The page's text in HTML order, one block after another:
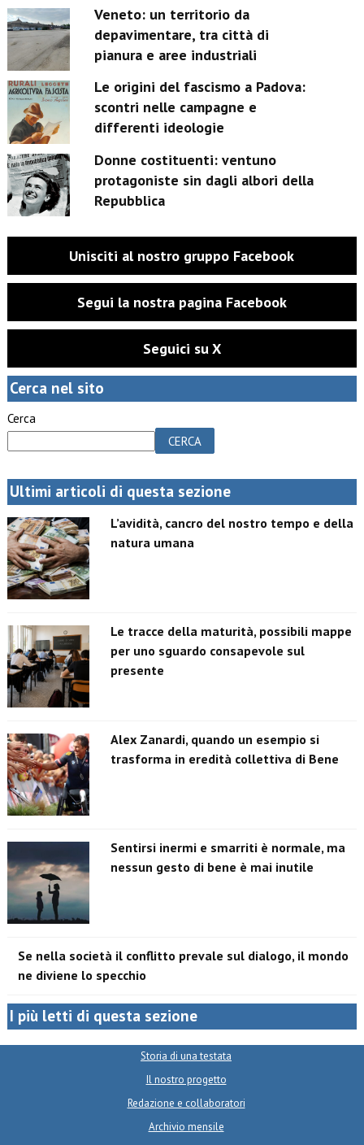
Veneto: un territorio da
depavimentare, tra città di
pianura e aree industriali
Le origini del fascismo a Padova:
scontri nelle campagne e
differenti ideologie
Donne costituenti: ventuno
protagoniste sin dagli albori della
Repubblica
Unisciti al nostro gruppo Facebook
Segui la nostra pagina Facebook
Seguici su X
Cerca nel sito
Cerca
CERCA
Ultimi articoli di questa sezione
L’avidità, cancro del nostro tempo e della
natura umana
Le tracce della maturità, possibili mappe
per uno sguardo consapevole sul
presente
Alex Zanardi, quando un esempio si
trasforma in eredità collettiva di Bene
Sentirsi inermi e smarriti è normale, ma
nessun gesto di bene è mai inutile
Se nella società il conflitto prevale sul dialogo, il mondo
ne diviene lo specchio
I più letti di questa sezione
Storia di una testata
Il nostro progetto
Redazione e collaboratori
Archivio mensile